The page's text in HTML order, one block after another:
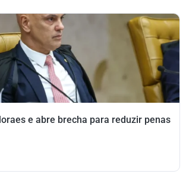
e abre brecha para reduzir penas